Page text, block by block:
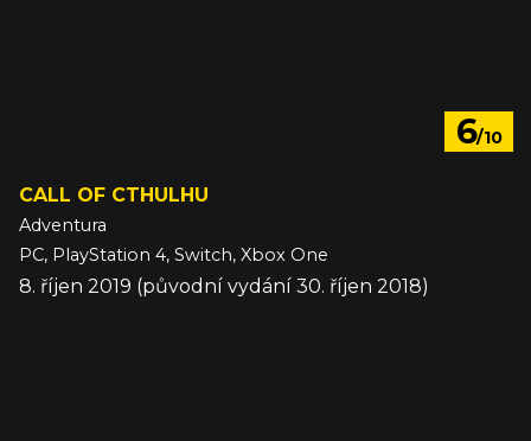
6/10
CALL OF CTHULHU
Adventura
PC, PlayStation 4, Switch, Xbox One
8. říjen 2019 (původní vydání 30. říjen 2018)